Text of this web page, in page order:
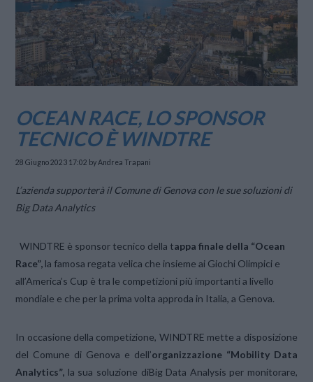
OCEAN RACE, LO SPONSOR
TECNICO È WINDTRE
28 Giugno 2023 17:02 by Andrea Trapani
L’azienda supporterà il Comune di Genova con le sue soluzioni di
Big Data Analytics
WINDTRE è sponsor tecnico della tappa finale della “Ocean
Race”, la famosa regata velica che insieme ai Giochi Olimpici e
all’America’s Cup è tra le competizioni più importanti a livello
mondiale e che per la prima volta approda in Italia, a Genova.
In occasione della competizione, WINDTRE mette a disposizione
del Comune di Genova e dell’organizzazione “Mobility Data
Analytics”, la sua soluzione diBig Data Analysis per monitorare,